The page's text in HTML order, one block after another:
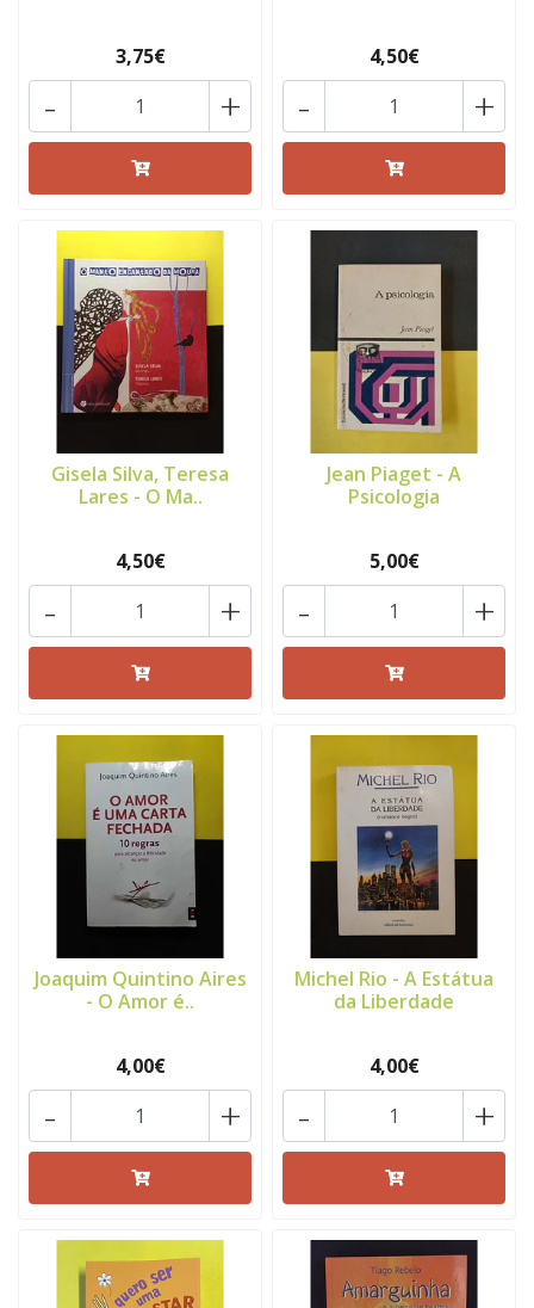
3,75€
+
-
4,50€
+
-
Gisela Silva, Teresa
Lares - O Ma..
4,50€
+
-
Jean Piaget - A
Psicologia
5,00€
+
-
Joaquim Quintino Aires
- O Amor é..
4,00€
+
-
Michel Rio - A Estátua
da Liberdade
4,00€
+
-